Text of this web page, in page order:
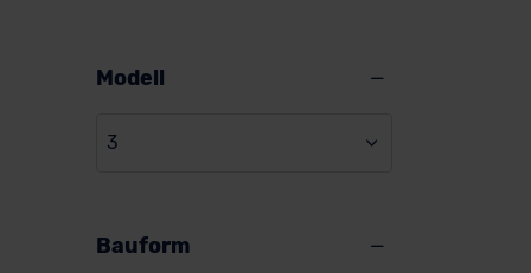
Citroen
Modell
3
Bauform